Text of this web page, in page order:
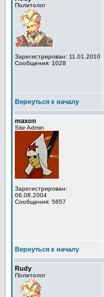
Политолог
Зарегистрирован: 11.01.2010
Сообщения: 1028
Вернуться к началу
maxon
Site Admin
Зарегистрирован:
06.08.2004
Сообщения: 5657
Вернуться к началу
Rudy
Политолог